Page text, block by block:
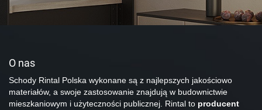
O nas
Schody Rintal Polska wykonane są z najlepszych jakościowo
materiałów, a swoje zastosowanie znajdują w budownictwie
mieszkaniowym i użyteczności publicznej. Rintal to producent